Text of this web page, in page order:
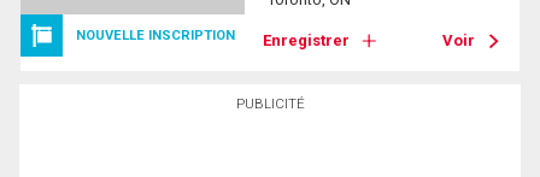
PUBLICITÉ
NOUVELLE INSCRIPTION Enregistrer Voir